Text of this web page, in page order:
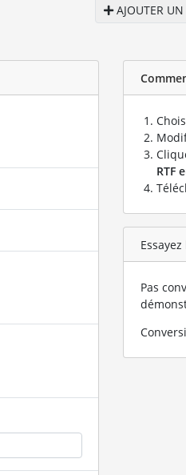
AJOUTER UN
RTF
Pas